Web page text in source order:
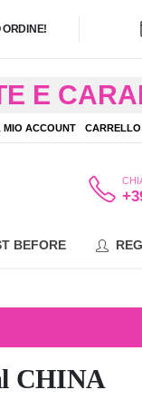
E
48 ORE
MIO ACCOUNT CARRELLO
BEFORE
CHINA